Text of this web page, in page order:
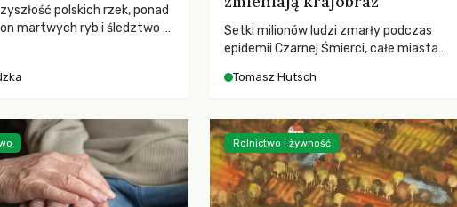
polskich rzek, ponad
martwych ryb i śledztwo z
by prace modernizacyjne
śmierci rzeki.
Setki milionów ludzi zmarły podczas
epidemii Czarnej Śmierci, całe miasta
pierwsze liście nowych dębów rozwijały
podnosiła się po jednej z największych
katastrof w swoich dziejach.
Tomasz Hutsch
Rolnictwo i żywność